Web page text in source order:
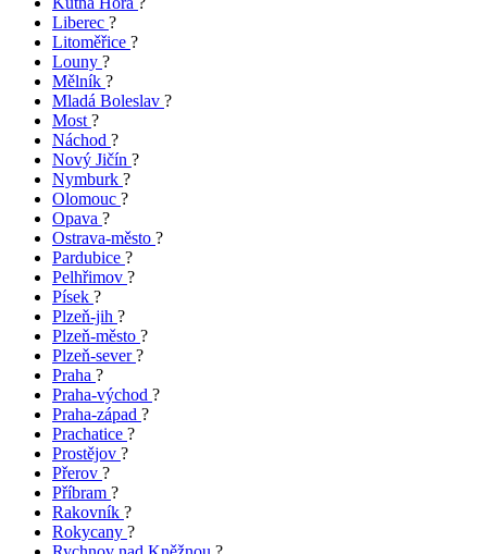
Liberec ?
Litoměřice ?
Louny ?
Mělník ?
Mladá Boleslav ?
Most?
Náchod ?
Nový Jičín ?
Nymburk ?
Olomouc ?
Opava ?
Ostrava-město ?
Pardubice ?
Pelhřimov ?
Písek ?
Plzeň-jih ?
Plzeň-město ?
Plzeň-sever?
Praha ?
Praha-východ ?
Praha-západ ?
Prachatice ?
Prostějov ?
Přerov ?
Příbram ?
Rakovník ?
Rokycany ?